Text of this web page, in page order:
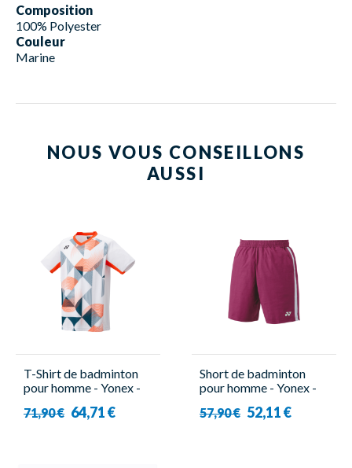
Composition
100% Polyester
Couleur
Marine
NOUS VOUS CONSEILLONS
AUSSI
T-Shirt de badminton
pour homme - Yonex -
71,90 € 64,71 €
Short de badminton
pour homme - Yonex -
57,90 € 52,11 €